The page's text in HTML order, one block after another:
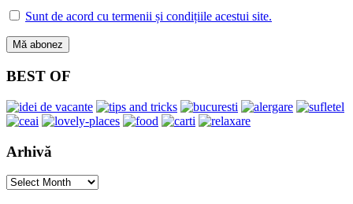
Sunt de acord cu termenii și condițiile acestui site.
BEST OF
Arhivă
Arhivă